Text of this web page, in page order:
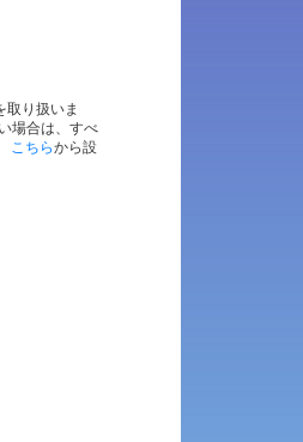
取り扱いま
場合は、すべ
こちらから設